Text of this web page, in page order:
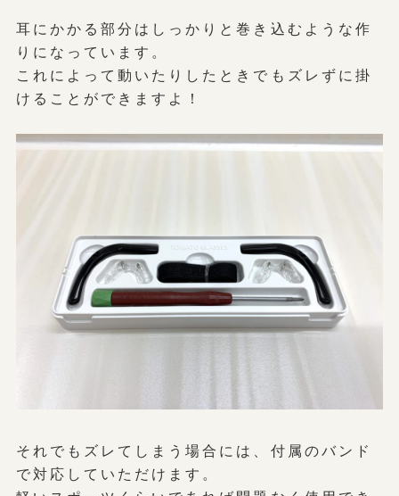
耳にかかる部分はしっかりと巻き込むような作
りになっています。
これによって動いたりしたときでもズレずに掛
けることができますよ！
それでもズレてしまう場合には、付属のバンド
で対応していただけます。